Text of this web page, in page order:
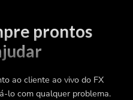
prontos
ao cliente ao vivo do FX
lo com qualquer problema.